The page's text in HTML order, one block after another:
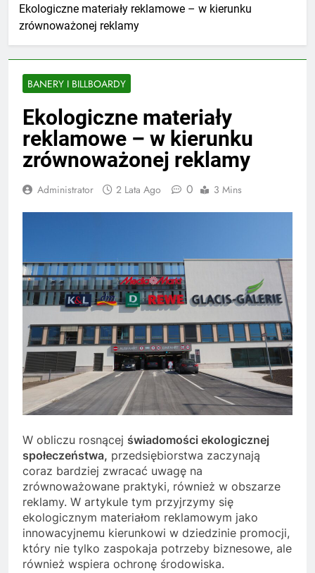
Ekologiczne materiały reklamowe – w kierunku
zrównoważonej reklamy
BANERY I BILLBOARDY
Ekologiczne materiały
reklamowe – w kierunku
zrównoważonej reklamy
Administrator 2 Lata Ago 0 3 Mins
W obliczu rosnącej świadomości ekologicznej
społeczeństwa, przedsiębiorstwa zaczynają
coraz bardziej zwracać uwagę na
zrównoważowane praktyki, również w obszarze
reklamy. W artykule tym przyjrzymy się
ekologicznym materiałom reklamowym jako
innowacyjnemu kierunkowi w dziedzinie promocji,
który nie tylko zaspokaja potrzeby biznesowe, ale
również wspiera ochronę środowiska.